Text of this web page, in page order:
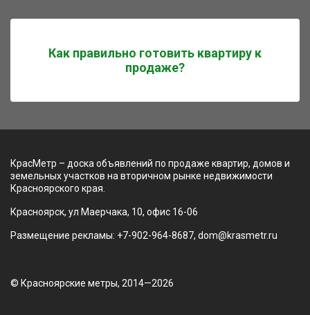
Как правильно готовить квартиру к
продаже?
КрасМетр – доска объявлений по продаже квартир, домов и
земельных участков на вторичном рынке недвижимости
Красноярского края.
Красноярск, ул Маерчака, 10, офис 16-06
Размещение рекламы: +7-902-964-8687, dom@krasmetr.ru
© Красноярские метры, 2014—2026